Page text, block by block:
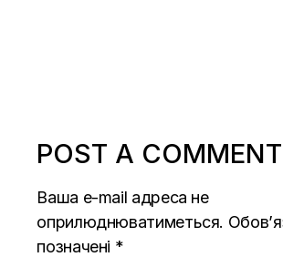
POST A COMMENT
Ваша e-mail адреса не
оприлюднюватиметься.
позначені *